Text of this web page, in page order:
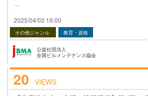
2025/04/03 16:00
その他ジャンル 教育・資格
公益社団法人
全国ビルメンテナンス協会
20 VIEWS